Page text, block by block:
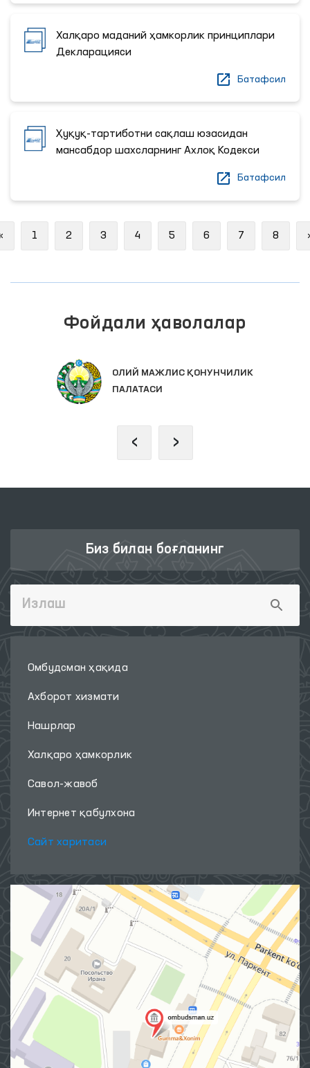
Халқаро маданий ҳамкорлик принциплари
Декларацияси
Батафсил
Ҳуқуқ-тартиботни сақлаш юзасидан
мансабдор шахсларнинг Ахлоқ Кодекси
Батафсил
Previous
1 2 3 4 5 6 7 8
Фойдали ҳаволалар
ОЛИЙ МАЖЛИС ҚОНУНЧИЛИК
ПАЛАТАСИ
‹ ›
Биз билан боғланинг
Омбудсман ҳақида
Ахборот хизмати
Нашрлар
Халқаро ҳамкорлик
Савол-жавоб
Интернет қабулхона
Сайт харитаси